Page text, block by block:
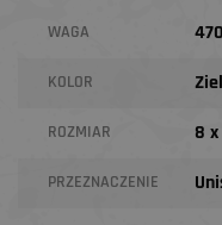
WAGA
KOLOR
ROZMIAR 8
PRZEZNACZENIE